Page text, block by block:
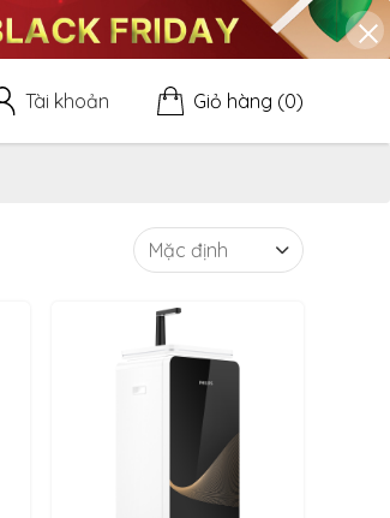
Tài khoản Giỏ hàng (0)